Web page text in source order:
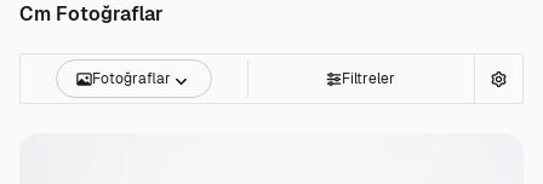
Cm Fotoğraflar
Fotoğraflar Filtreler